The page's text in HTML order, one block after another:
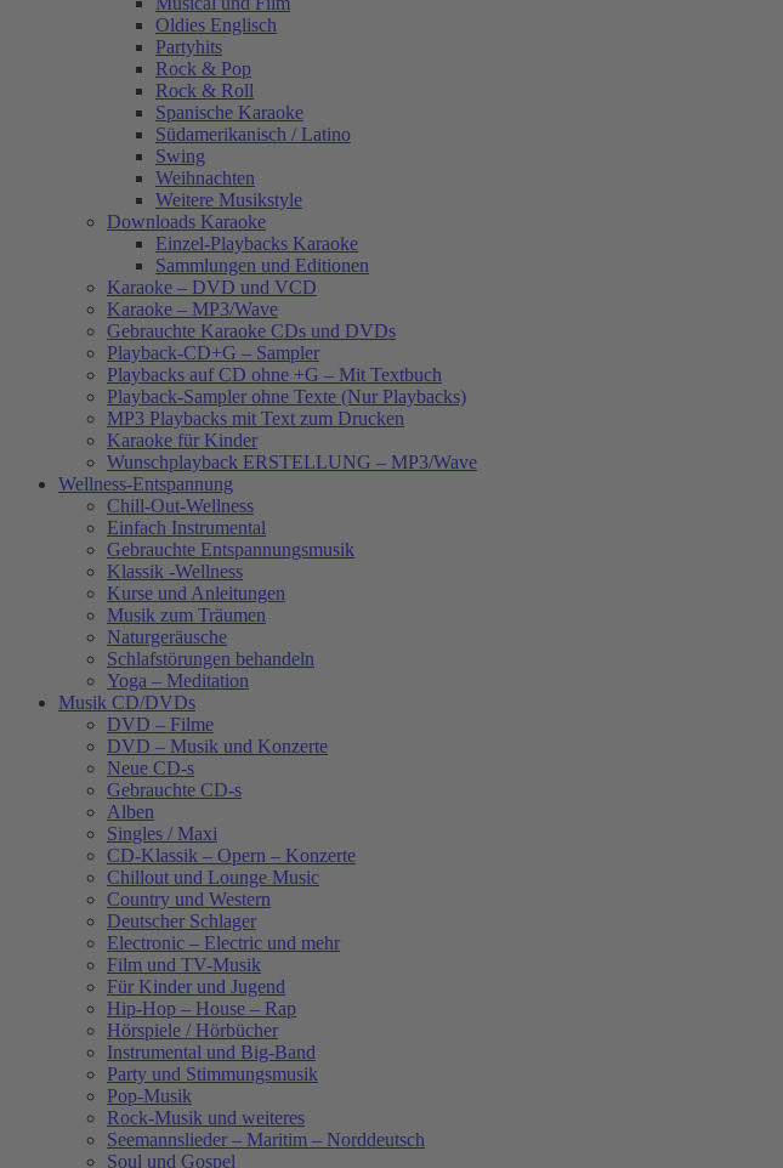
Oldies Englisch
Partyhits
Rock & Pop
Rock & Roll
Spanische Karaoke
Südamerikanisch / Latino
Swing
Weihnachten
Weitere Musikstyle
Downloads Karaoke
Einzel-Playbacks Karaoke
Sammlungen und Editionen
Karaoke – DVD und VCD
Karaoke – MP3/Wave
Gebrauchte Karaoke CDs und DVDs
Playback-CD+G – Sampler
Playbacks auf CD ohne +G – Mit Textbuch
Playback-Sampler ohne Texte (Nur Playbacks)
MP3 Playbacks mit Text zum Drucken
Karaoke für Kinder
Wunschplayback ERSTELLUNG – MP3/Wave
Wellness-Entspannung
Chill-Out-Wellness
Einfach Instrumental
Gebrauchte Entspannungsmusik
Klassik -Wellness
Kurse und Anleitungen
Musik zum Träumen
Naturgeräusche
Schlafstörungen behandeln
Yoga – Meditation
Musik CD/DVDs
DVD – Filme
DVD – Musik und Konzerte
Neue CD-s
Gebrauchte CD-s
Alben
Singles / Maxi
CD-Klassik – Opern – Konzerte
Chillout und Lounge Music
Country und Western
Deutscher Schlager
Electronic – Electric und mehr
Film und TV-Musik
Für Kinder und Jugend
Hip-Hop – House – Rap
Hörspiele / Hörbücher
Instrumental und Big-Band
Party und Stimmungsmusik
Pop-Musik
Rock-Musik und weiteres
Seemannslieder – Maritim – Norddeutsch
Soul und Gospel